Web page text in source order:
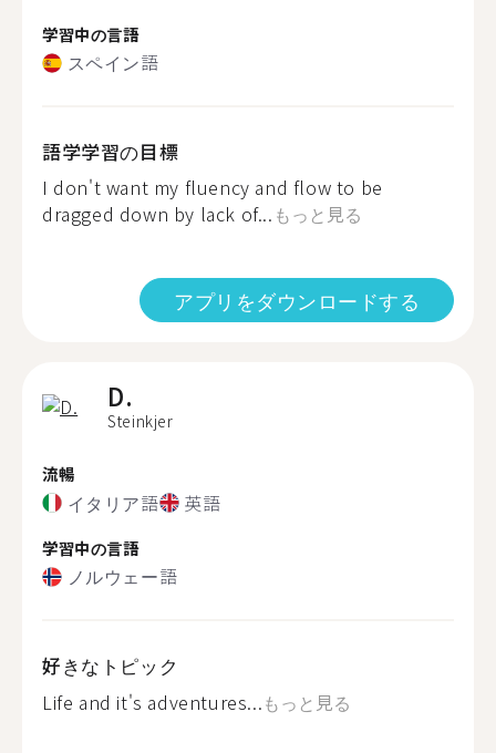
学習中の言語
スペイン語
語学学習の目標
I don't want my fluency and flow to be
dragged down by lack of... もっと見る
アプリをダウンロードする
D.
Steinkjer
流暢
イタリア語 英語
学習中の言語
ノルウェー語
好きなトピック
Life and it's adventures...もっと見る